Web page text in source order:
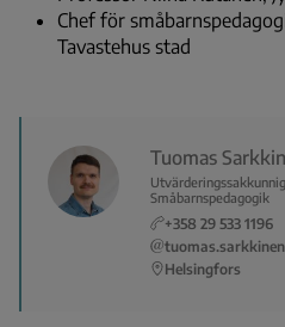
Chef för
Tavastehus stad
Tuomas
Utvärderingssakkunnig
Småbarnspedagogik
+358 29 533 1196
Helsingfors